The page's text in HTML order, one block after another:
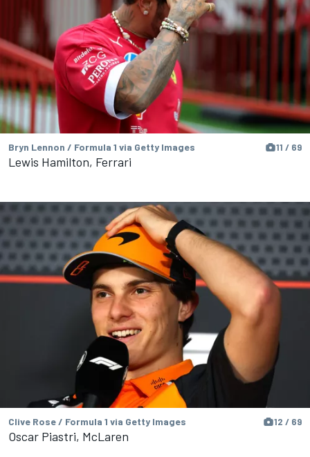
Bryn Lennon / Formula 1 via Getty Images 11 / 69
Lewis Hamilton, Ferrari
Clive Rose / Formula 1 via Getty Images 12 / 69
Oscar Piastri, McLaren